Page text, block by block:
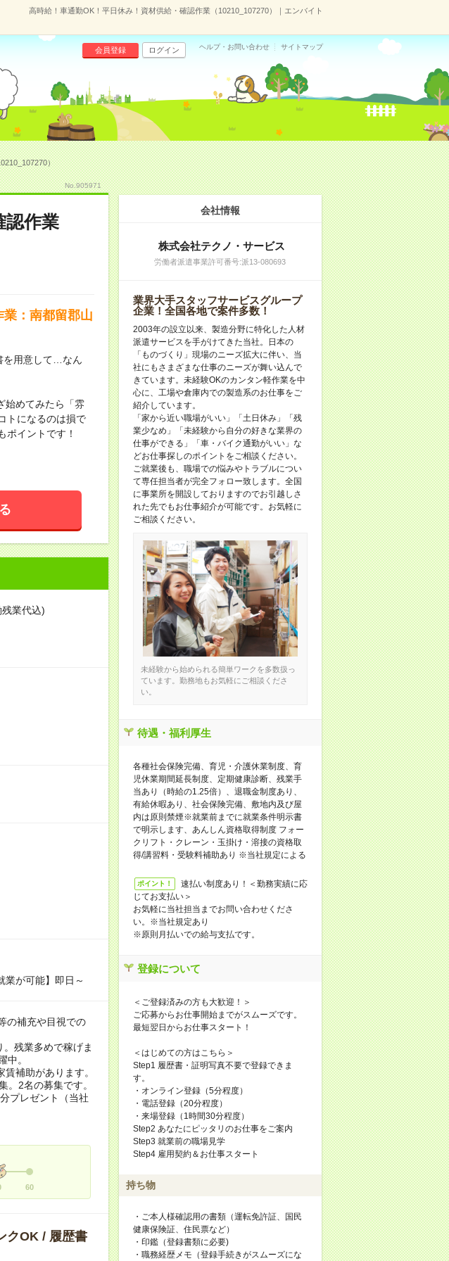
高時給！車通勤OK！平日休み！資材供給・確認作業（10210_107270）｜エンバイト
会員登録 ログイン ヘルプ・お問い合わせ サイトマップ
）
No.905971
認作業
：南都留郡山
を用意して…なん
始めてみたら「雰
トになるのは損で
ポイントです！
業代込)
業が可能】即日～
の補充や目視での
残業多めで稼げま
中。
補助があります。
。2名の募集です。
プレゼント（当社
60
クOK / 履歴書
会社情報
株式会社テクノ・サービス
労働者派遣事業許可番号:派13-080693
業界大手スタッフサービスグループ
企業！全国各地で案件多数！
2003年の設立以来、製造分野に特化した人材
派遣サービスを手がけてきた当社。日本の
「ものづくり」現場のニーズ拡大に伴い、当
社にもさまざまな仕事のニーズが舞い込んで
きています。未経験OKのカンタン軽作業を中
心に、工場や倉庫内での製造系のお仕事をご
紹介しています。
「家から近い職場がいい」「土日休み」「残
業少なめ」「未経験から自分の好きな業界の
仕事ができる」「車・バイク通勤がいい」な
どお仕事探しのポイントをご相談ください。
ご就業後も、職場での悩みやトラブルについ
て専任担当者が完全フォロー致します。全国
に事業所を開設しておりますのでお引越しさ
れた先でもお仕事紹介が可能です。お気軽に
ご相談ください。
未経験から始められる簡単ワークを多数扱っ
ています。勤務地もお気軽にご相談くださ
い。
待遇・福利厚生
各種社会保険完備、育児・介護休業制度、育
児休業期間延長制度、定期健康診断、残業手
当あり（時給の1.25倍）、退職金制度あり、
有給休暇あり、社会保険完備、敷地内及び屋
内は原則禁煙※就業前までに就業条件明示書
で明示します、あんしん資格取得制度 フォー
クリフト・クレーン・玉掛け・溶接の資格取
得/講習料・受験料補助あり ※当社規定による
ポイント！
速払い制度あり！＜勤務実績に応
じてお支払い＞
お気軽に当社担当までお問い合わせくださ
い。※当社規定あり
※原則月払いでの給与支払です。
登録について
＜ご登録済みの方も大歓迎！＞
ご応募からお仕事開始までがスムーズです。
最短翌日からお仕事スタート！
＜はじめての方はこちら＞
Step1 履歴書・証明写真不要で登録できま
す。
・オンライン登録（5分程度）
・電話登録（20分程度）
・来場登録（1時間30分程度）
Step2 あなたにピッタリのお仕事をご案内
Step3 就業前の職場見学
Step4 雇用契約＆お仕事スタート
持ち物
・ご本人様確認用の書類（運転免許証、国民
健康保険証、住民票など）
・印鑑（登録書類に必要)
・職務経歴メモ（登録手続きがスムーズにな